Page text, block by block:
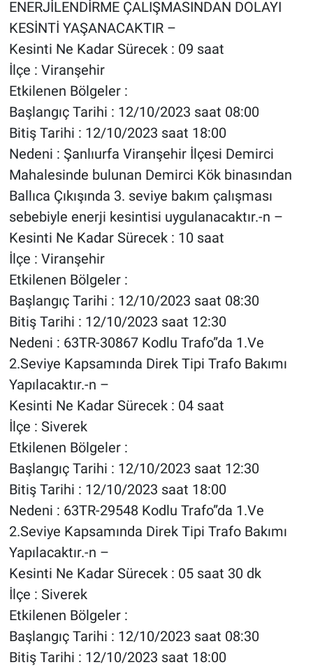
ENERJİLENDİRME ÇALIŞMASINDAN DOLAYI
KESİNTİ YAŞANACAKTIR –
Kesinti Ne Kadar Sürecek : 09 saat
İlçe : Viranşehir
Etkilenen Bölgeler :
Başlangıç Tarihi : 12/10/2023 saat 08:00
Bitiş Tarihi : 12/10/2023 saat 18:00
Nedeni : Şanlıurfa Viranşehir İlçesi Demirci
Mahalesinde bulunan Demirci Kök binasından
Ballıca Çıkışında 3. seviye bakım çalışması
sebebiyle enerji kesintisi uygulanacaktır.-n –
Kesinti Ne Kadar Sürecek : 10 saat
İlçe : Viranşehir
Etkilenen Bölgeler :
Başlangıç Tarihi : 12/10/2023 saat 08:30
Bitiş Tarihi : 12/10/2023 saat 12:30
Nedeni : 63TR-30867 Kodlu Trafo”da 1.Ve
2.Seviye Kapsamında Direk Tipi Trafo Bakımı
Yapılacaktır.-n –
Kesinti Ne Kadar Sürecek : 04 saat
İlçe : Siverek
Etkilenen Bölgeler :
Başlangıç Tarihi : 12/10/2023 saat 12:30
Bitiş Tarihi : 12/10/2023 saat 18:00
Nedeni : 63TR-29548 Kodlu Trafo”da 1.Ve
2.Seviye Kapsamında Direk Tipi Trafo Bakımı
Yapılacaktır.-n –
Kesinti Ne Kadar Sürecek : 05 saat 30 dk
İlçe : Siverek
Etkilenen Bölgeler :
Başlangıç Tarihi : 12/10/2023 saat 08:30
Bitiş Tarihi : 12/10/2023 saat 18:00